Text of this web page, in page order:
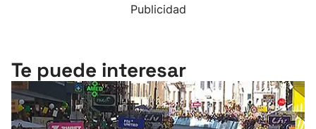
Publicidad
Te puede interesar